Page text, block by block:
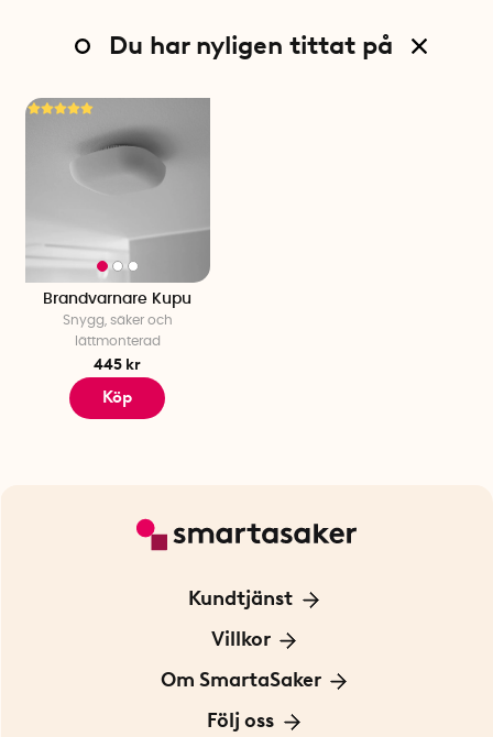
Du har nyligen tittat på
Brandvarnare Kupu
Snygg, säker och
lättmonterad
445 kr
Köp
Kundtjänst
Kontakta oss
För Företag
Villkor
Frakt och leverans
Personuppgiftspolicy
Om SmartaSaker
Om oss
Följ oss